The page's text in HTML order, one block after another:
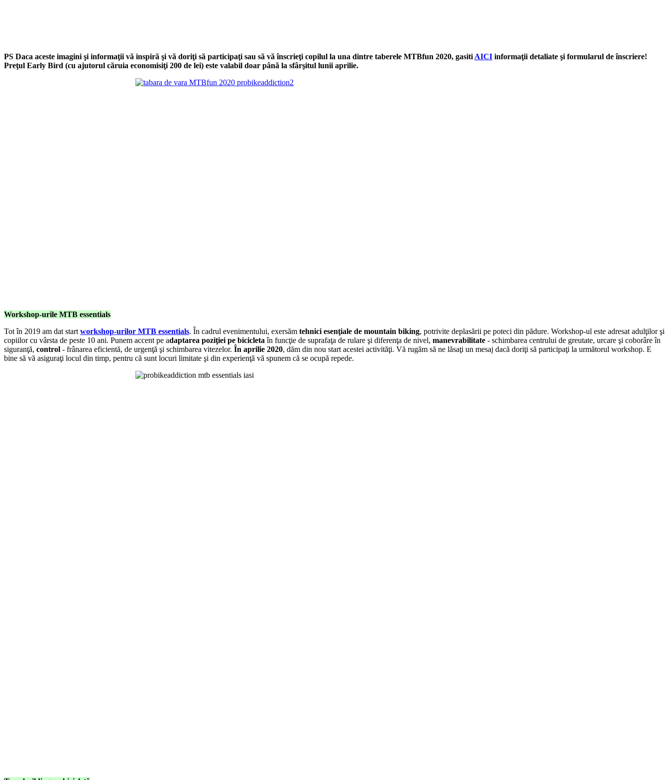
PS Daca aceste imagini şi informaţii vă inspiră şi vă doriţi să participaţi sau să vă înscrieţi copilul la una dintre taberele MTBfun 2020, gasiti AICI informaţii detaliate şi formularul de înscriere!
Preţul Early Bird (cu ajutorul căruia economisiţi 200 de lei) este valabil doar până la sfârşitul lunii aprilie.
Workshop-urile MTB essentials
Tot în 2019 am dat start workshop-urilor MTB essentials. În cadrul evenimentului, exersăm tehnici esenţiale de mountain biking, potrivite deplasării pe poteci din pădure. Workshop-ul este adresat adulţilor şi
copiilor cu vârsta de peste 10 ani. Punem accent pe adaptarea poziţiei pe bicicleta în funcţie de suprafaţa de rulare şi diferenţa de nivel, manevrabilitate - schimbarea centrului de greutate, urcare şi coborâre în
siguranţă, control - frânarea eficientă, de urgenţă şi schimbarea vitezelor. În aprilie 2020, dăm din nou start acestei activităţi. Vă rugăm să ne lăsaţi un mesaj dacă doriţi să participaţi la următorul workshop. E
bine să vă asiguraţi locul din timp, pentru că sunt locuri limitate şi din experienţă vă spunem că se ocupă repede.